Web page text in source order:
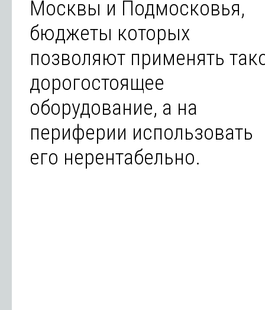
Москвы и Подмосковья,
бюджеты которых
позволяют применять
дорогостоящее
оборудование, а на
периферии использовать
его нерентабельно.